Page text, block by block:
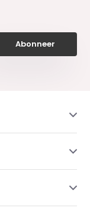
Abonneer